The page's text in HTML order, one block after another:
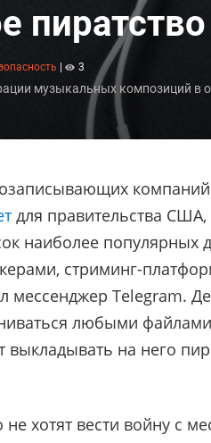
3
музыкальных композиций в
для правительства
наиболее популярных
стриминг-
Telegram.
любыми
выкладывать на него
хотят вести войну с